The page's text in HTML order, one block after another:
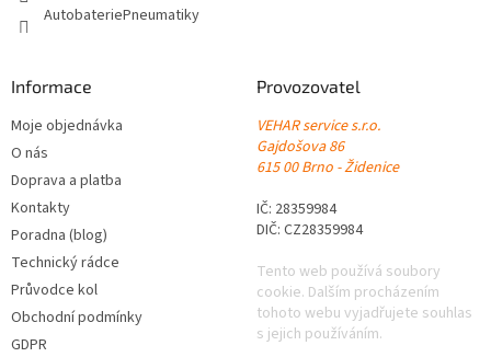
AutobateriePneumatiky
Informace
Moje objednávka
O nás
Doprava a platba
Kontakty
Poradna (blog)
Technický rádce
Průvodce kol
Obchodní podmínky
GDPR
Provozovatel
VEHAR service s.r.o.
Gajdošova 86
615 00 Brno - Židenice
IČ: 28359984
DIČ: CZ28359984
Tento web používá soubory
cookie. Dalším procházením
tohoto webu vyjadřujete souhlas
s jejich používáním.